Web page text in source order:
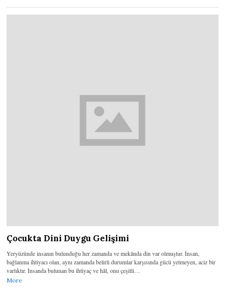
Çocukta Dini Duygu Gelişimi
Yeryüzünde insanın bulunduğu her zamanda ve mekânda din var olmuştur. İnsan,
bağlanma ihtiyacı olan, aynı zamanda belirli durumlar karşısında gücü yetmeyen, aciz bir
varlıktır. İnsanda bulunan bu ihtiyaç ve hâl, onu çeşitli…
More